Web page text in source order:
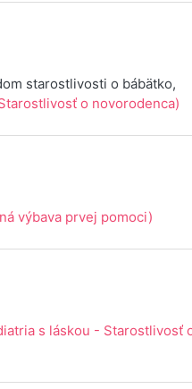
starostlivosti o bábätko,
o novorodenca)
výbava prvej pomoci)
s láskou - Starostlivosť